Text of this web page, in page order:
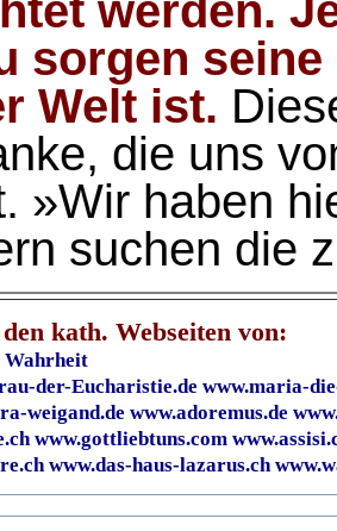
werden.
sorgen
Welt ist.
die uns
»Wir haben
suchen die
kath. Webseiten von:
Wahrheit
der-Eucharistie.de www.maria-
weigand.de www.adoremus.de
www.gottliebtuns.com
www.das-haus-lazarus.ch